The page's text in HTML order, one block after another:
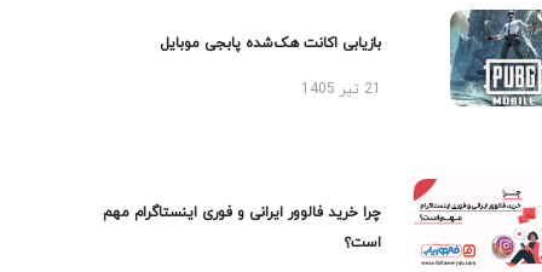
بازیابی اکانت هک‌شده پابجی موبایل
چرا خرید فالوور ایرانی و فوری اینستاگرام مهم
است؟